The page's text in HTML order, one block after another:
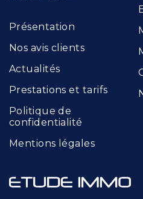
Présentation
Nos avis clients
Actualités
Prestations et tarifs
Politique de
confidentialité
Mentions légales